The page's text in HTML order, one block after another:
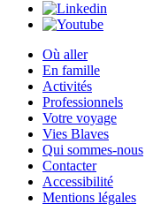
Où aller
En famille
Activités
Professionnels
Votre voyage
Vies Blaves
Qui sommes-nous
Contacter
Accessibilité
Mentions légales